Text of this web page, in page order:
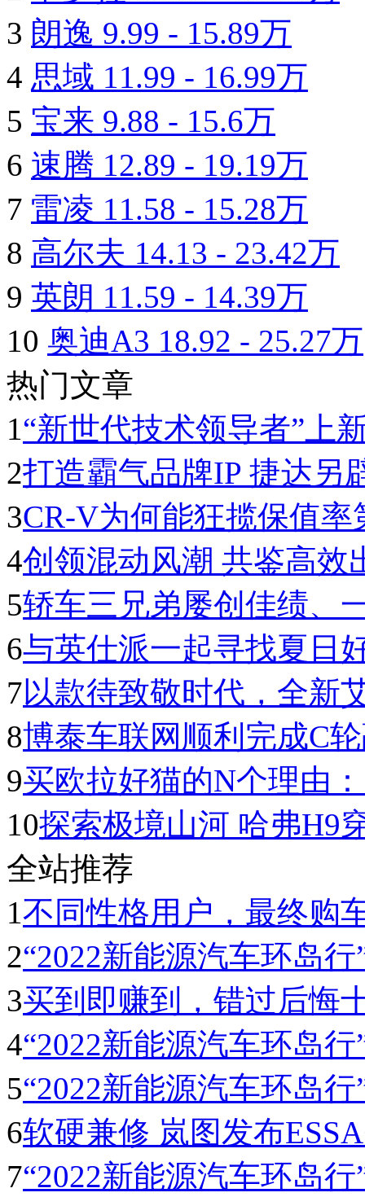
3 朗逸 9.99 - 15.89万
4 思域 11.99 - 16.99万
5 宝来 9.88 - 15.6万
6 速腾 12.89 - 19.19万
7 雷凌 11.58 - 15.28万
8 高尔夫 14.13 - 23.42万
9 英朗 11.59 - 14.39万
10 奥迪A3 18.92 - 25.27万
热门文章
1“新世代技术领导者”上
2打造霸气品牌IP 捷达另
3CR-V为何能狂揽保值
4创领混动风潮 共鉴高效
5轿车三兄弟屡创佳绩、
6与英仕派一起寻找夏日
7以款待致敬时代，全新
8博泰车联网顺利完成C
9买欧拉好猫的N个理由
10探索极境山河 哈弗H9
全站推荐
1不同性格用户，最终购
2“2022新能源汽车环岛
3买到即赚到，错过后悔
4“2022新能源汽车环岛
5“2022新能源汽车环岛
6软硬兼修 岚图发布
7“2022新能源汽车环岛